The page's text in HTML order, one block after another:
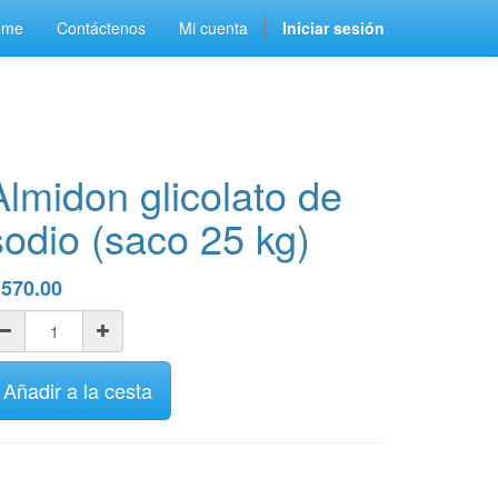
Contáctenos Mi cuenta Iniciar sesión
glicolato de
(saco 25 kg)
570.00
Añadir a la cesta